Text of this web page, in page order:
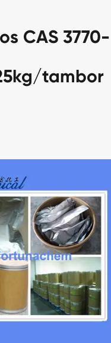
CAS 3770-
tambor